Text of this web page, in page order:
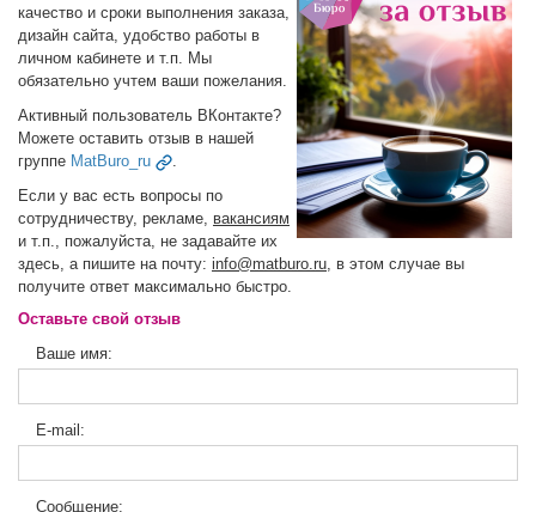
качество и сроки выполнения заказа,
дизайн сайта, удобство работы в
личном кабинете и т.п. Мы
обязательно учтем ваши пожелания.
Активный пользователь ВКонтакте?
Можете оставить отзыв в нашей
группе MatBuro_ru
.
Если у вас есть вопросы по
сотрудничеству, рекламе, вакансиям
и т.п., пожалуйста, не задавайте их
здесь, а пишите на почту: info@matburo.ru, в этом случае вы
получите ответ максимально быстро.
Оставьте свой отзыв
Ваше имя:
E-mail:
Сообщение: